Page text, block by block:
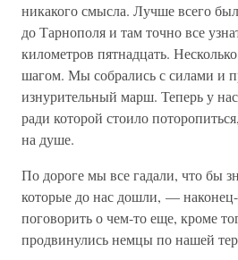
никакого смысла. Лучше всего
до Тарнополя и там точно все
километров пятнадцать.
шагом. Мы собрались с силами и
изнурительный марш. Теперь у
ради которой стоило
на душе.
По дороге мы все гадали, что бы
которые до нас дошли, —
поговорить о чем-то еще, кроме
продвинулись немцы по нашей